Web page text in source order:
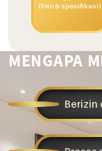
(foto & spesifikasi)
MENGAPA
Berizin